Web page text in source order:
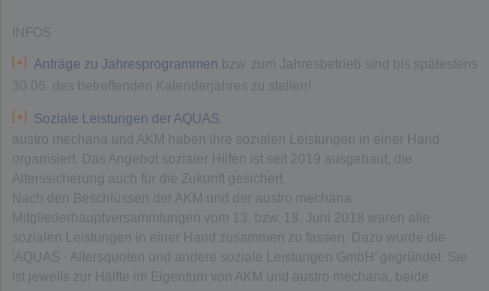
INFOS
Anträge zu Jahresprogrammen bzw. zum Jahresbetrieb sind bis spätestens
30.06. des betreffenden Kalenderjahres zu stellen!
Soziale Leistungen der AQUAS
austro mechana und AKM haben ihre sozialen Leistungen in einer Hand
organisiert. Das Angebot sozialer Hilfen ist seit 2019 ausgebaut, die
Alterssicherung auch für die Zukunft gesichert.
Nach den Beschlüssen der AKM und der austro mechana
Mitgliederhauptversammlungen vom 13. bzw. 18. Juni 2018 waren alle
sozialen Leistungen in einer Hand zusammen zu fassen. Dazu wurde die
'AQUAS - Altersquoten und andere soziale Leistungen GmbH' gegründet. Sie
ist jeweils zur Hälfte im Eigentum von AKM und austro mechana, beide